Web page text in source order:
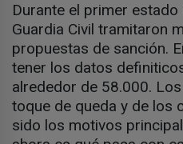
Durante el primer
Guardia Civil tramitaron
propuestas de sanción.
tener los datos
alrededor de 58.000.
toque de queda y de los
sido los motivos